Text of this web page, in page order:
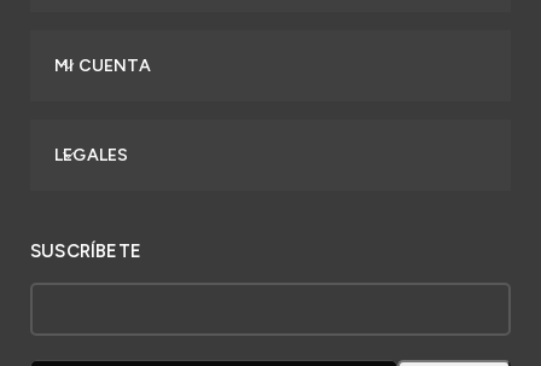
MI CUENTA
LEGALES
SUSCRÍBETE